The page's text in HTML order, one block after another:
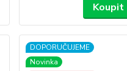
Koupit
DOPORUČUJEME
Novinka